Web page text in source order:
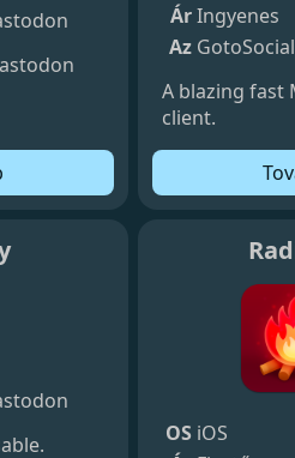
ÁrIngyenes
Az GotoSocial
A blazing fast
client.
OS iOS